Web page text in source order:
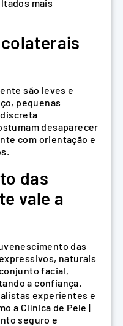
mais
são leves e
pequenas
desaparecer
com orientação e
das
vale a
das
naturais
facial,
a confiança.
experientes e
a Clínica de Pele |
seguro e